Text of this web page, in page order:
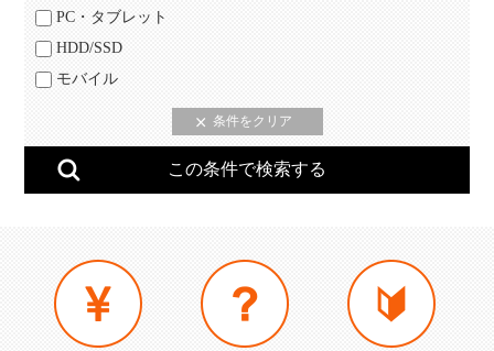
PC・タブレット
HDD/SSD
モバイル